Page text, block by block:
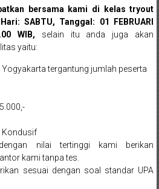
bersama kami di kelas tryout
SABTU, Tanggal: 01 FEBRUARI
WIB, selain itu anda juga akan
yaitu:
tergantung jumlah peserta
Kondusif
nilai tertinggi kami berikan
kami tanpa tes.
sesuai dengan soal standar UPA